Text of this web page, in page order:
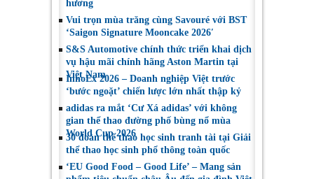
hương
Vui trọn mùa trăng cùng Savouré với BST
‘Saigon Signature Mooncake 2026′
S&S Automotive chính thức triển khai dịch
vụ hậu mãi chính hãng Aston Martin tại
Việt Nam
InnoEx 2026 – Doanh nghiệp Việt trước
‘bước ngoặt’ chiến lược lớn nhất thập kỷ
adidas ra mắt ‘Cư Xá adidas’ với không
gian thể thao đường phố bùng nổ mùa
World Cup 2026
30 đoàn thể thao học sinh tranh tài tại Giải
thể thao học sinh phổ thông toàn quốc
‘EU Good Food – Good Life’ – Mang sản